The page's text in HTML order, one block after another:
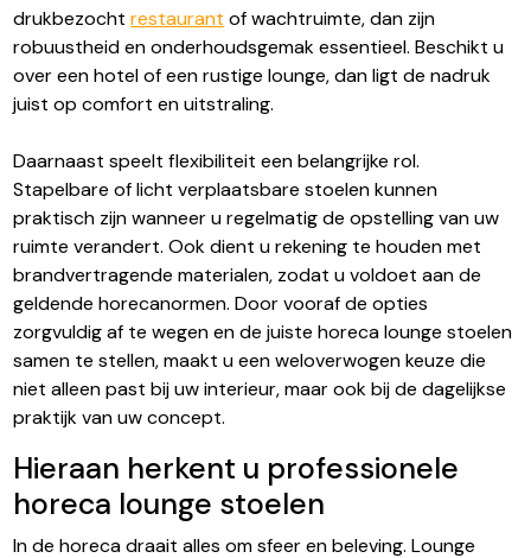
drukbezochtrestaurant of wachtruimte, dan zijn
robuustheid en onderhoudsgemak essentieel. Beschikt u
over een hotel of een rustige lounge, dan ligt de nadruk
juist op comfort en uitstraling.
Daarnaast speelt flexibiliteit een belangrijke rol.
Stapelbare of licht verplaatsbare stoelen kunnen
praktisch zijn wanneer u regelmatig de opstelling van uw
ruimte verandert. Ook dient u rekening te houden met
brandvertragende materialen, zodat u voldoet aan de
geldende horecanormen. Door vooraf de opties
zorgvuldig af te wegen en de juiste horeca lounge stoelen
samen te stellen, maakt u een weloverwogen keuze die
niet alleen past bij uw interieur, maar ook bij de dagelijkse
praktijk van uw concept.
Hieraan herkent u professionele
horeca lounge stoelen
In de horeca draait alles om sfeer en beleving. Lounge